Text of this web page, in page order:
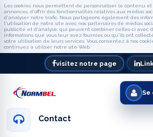
Les cookies nous permettent de personnaliser le contenu et
annonces, d'offrir des fonctionnalités relatives aux médias
d'analyser notre trafic. Nous partageons également des
l'utilisation de notre site avec nos partenaires de médias
publicité et d'analyse, qui peuvent combiner celles-ci avec
informations que vous leur avez fournies ou qu'ils ont
votre utilisation de leurs services. Vous consentez à nos
continuez à utiliser notre site Web.
visitez notre page
Contact
Se